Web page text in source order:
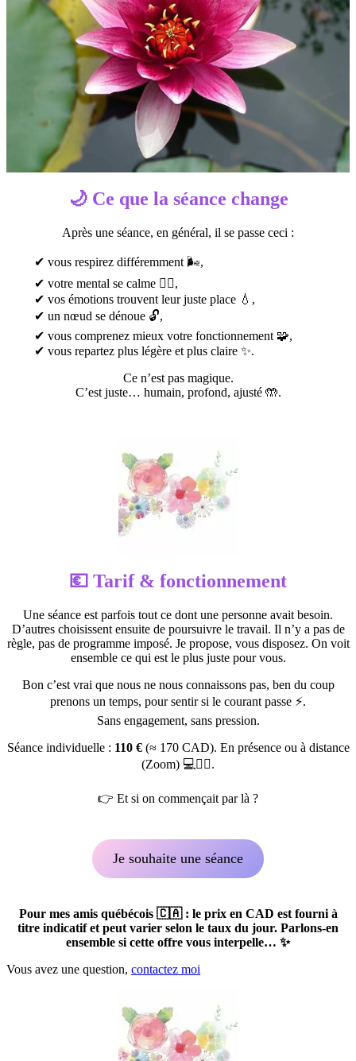
🌙 Ce que la séance change
Après une séance, en général, il se passe ceci :
✔ vous respirez différemment 🌬️,
✔ votre mental se calme 🧘‍♀️,
✔ vos émotions trouvent leur juste place 💧,
✔ un nœud se dénoue 🔓,
✔ vous comprenez mieux votre fonctionnement 🧩,
✔ vous repartez plus légère et plus claire ✨.
Ce n’est pas magique.
C’est juste… humain, profond, ajusté 🤲.
💶 Tarif & fonctionnement
Une séance est parfois tout ce dont une personne avait besoin.
D’autres choisissent ensuite de poursuivre le travail. Il n’y a pas de
règle, pas de programme imposé. Je propose, vous disposez. On voit
ensemble ce qui est le plus juste pour vous.
Bon c’est vrai que nous ne nous connaissons pas, ben du coup
prenons un temps, pour sentir si le courant passe ⚡.
Sans engagement, sans pression.
Séance individuelle : 110 €(≈ 170 CAD). En présence ou à distance
(Zoom) 💻🧘‍♀️.
👉 Et si on commençait par là ?
Je souhaite une séance
Pour mes amis québécois 🇨🇦 : le prix en CAD est fourni à
titre indicatif et peut varier selon le taux du jour. Parlons-en
ensemble si cette offre vous interpelle… ✨
Vous avez une question, contactez moi